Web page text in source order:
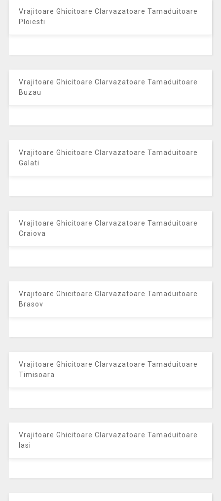
Vrajitoare Ghicitoare Clarvazatoare Tamaduitoare
Ploiesti
Vrajitoare Ghicitoare Clarvazatoare Tamaduitoare
Buzau
Vrajitoare Ghicitoare Clarvazatoare Tamaduitoare
Galati
Vrajitoare Ghicitoare Clarvazatoare Tamaduitoare
Craiova
Vrajitoare Ghicitoare Clarvazatoare Tamaduitoare
Brasov
Vrajitoare Ghicitoare Clarvazatoare Tamaduitoare
Timisoara
Vrajitoare Ghicitoare Clarvazatoare Tamaduitoare
Iasi